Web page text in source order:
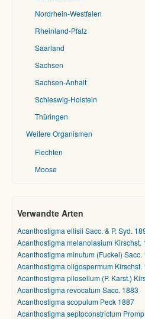
Nordrhein-Westfalen
Rheinland-Pfalz
Saarland
Sachsen
Sachsen-Anhalt
Schleswig-Holstein
Thüringen
Weitere Organismen
Flechten
Moose
Verwandte Arten
Acanthostigma ellisii Sacc. & P. Syd.
Acanthostigma melanolasium Kirschst.
Acanthostigma minutum (Fuckel) Sacc.
Acanthostigma oligospermum Kirschst.
Acanthostigma pilosellum (P. Karst.)
Acanthostigma revocatum Sacc. 1883
Acanthostigma scopulum Peck 1887
Acanthostigma septoconstrictum